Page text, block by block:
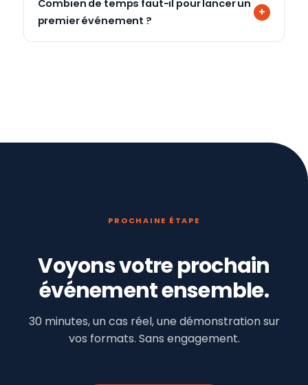
Combien de temps faut-il pour lancer un
premier événement ?
PROCHAINE ÉTAPE
Voyons votre prochain
événement ensemble.
30 minutes, un cas réel, une démonstration sur
vos formats. Sans engagement.